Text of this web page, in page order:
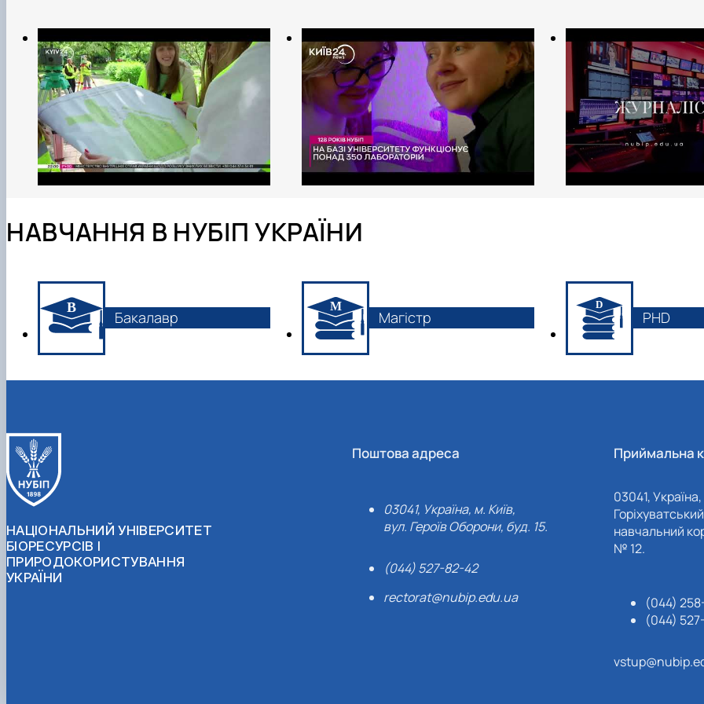
НАВЧАННЯ В НУБІП УКРАЇНИ
Бакалавр Магістр PHD
НАЦІОНАЛЬНИЙ УНІВЕРСИТЕТ
БІОРЕСУРСІВ І
ПРИРОДОКОРИСТУВАННЯ
УКРАЇНИ
Поштова адреса
03041, Україна, м. Київ,
вул. Героїв Оборони, буд. 15.
(044) 527-82-42
rectorat@nubip.edu.ua
Приймальна
03041,
навчальний
№ 12.
(044)
(044)